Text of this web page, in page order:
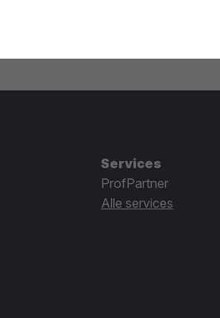
Services
ProfPartner
Alle services